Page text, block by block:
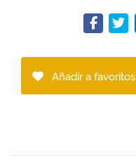
Añadir a favoritos